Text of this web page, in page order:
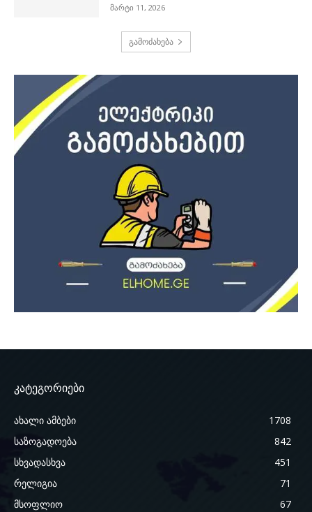
მარტი 11, 2026
გამოძახება
კატეგორიები
ახალი ამბები
1708
საზოგადოება
842
სხვადასხვა
451
რელიგია
71
მსოფლიო
67